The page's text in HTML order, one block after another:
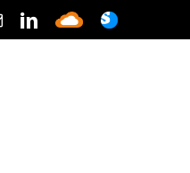
Correo
electrónico
LinkedIn
Sepa
Cloud